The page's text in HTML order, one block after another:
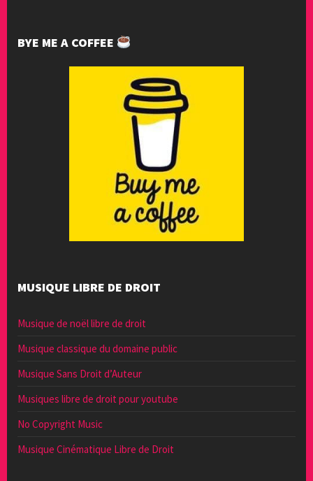
BYE ME A COFFEE
MUSIQUE LIBRE DE DROIT
Musique de noël libre de droit
Musique classique du domaine public
Musique Sans Droit d’Auteur
Musiques libre de droit pour youtube
No Copyright Music
Musique Cinématique Libre de Droit